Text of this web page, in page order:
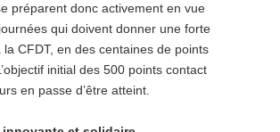
préparent donc activement en vue
qui doivent donner une forte
la CFDT, en des centaines de points
initial des 500 points contact
en passe d’être atteint.